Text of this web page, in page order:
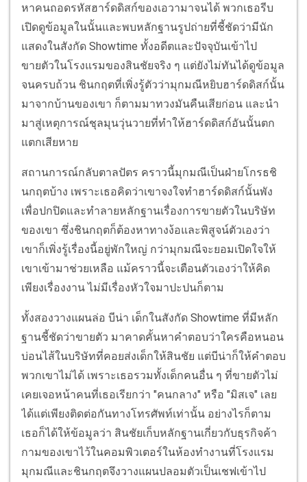
หาคนถอดรหัสฮาร์ดดิสก์ของเอวามาจนได้ พวกเธอรีบ
เปิดดูข้อมูลในนั้นและพบหลักฐานรูปถ่ายที่ชี้ชัดว่ามีนัก
แสดงในสังกัด Showtime ทั้งอดีตและปัจจุบันเข้าไป
ขายตัวในโรงแรมของสินชัยจริง ๆ แต่ยังไม่ทันได้ดูข้อมูล
จนครบถ้วน ชินกฤตที่เพิ่งรู้ตัวว่ามุกมณีหยิบฮาร์ดดิสก์นั้น
มาจากบ้านของเขา ก็ตามมาทวงมันคืนเสียก่อน และนำ
มาสู่เหตุการณ์ชุลมุนวุ่นวายที่ทำให้ฮาร์ดดิสก์อันนั้นตก
แตกเสียหาย
สถานการณ์กลับตาลปัตร คราวนี้มุกมณีเป็นฝ่ายโกรธชิ
นกฤตบ้าง เพราะเธอคิดว่าเขาจงใจทำฮาร์ดดิสก์นั้นพัง
เพื่อปกปิดและทำลายหลักฐานเรื่องการขายตัวในบริษัท
ของเขา ซึ่งชินกฤตก็ต้องหาทางง้อและพิสูจน์ตัวเองว่า
เขาก็เพิ่งรู้เรื่องนี้อยู่พักใหญ่ กว่ามุกมณีจะยอมเปิดใจให้
เขาเข้ามาช่วยเหลือ แม้คราวนี้จะเตือนตัวเองว่าให้คิด
เพียงเรื่องงาน ไม่มีเรื่องหัวใจมาปะปนก็ตาม
ทั้งสองวางแผนล่อ บีน่า เด็กในสังกัด Showtime ที่มีหลัก
ฐานชี้ชัดว่าขายตัว มาคาดคั้นหาคำตอบว่าใครคือหนอน
บ่อนไส้ในบริษัทที่คอยส่งเด็กให้สินชัย แต่บีน่าก็ให้คำตอบ
พวกเขาไม่ได้ เพราะเธอรวมทั้งเด็กคนอื่น ๆ ที่ขายตัวไม่
เคยเจอหน้าคนที่เธอเรียกว่า "คนกลาง" หรือ "มิสเจ" เลย
ได้แต่เพียงติดต่อกันทางโทรศัพท์เท่านั้น อย่างไรก็ตาม
เธอก็ได้ให้ข้อมูลว่า สินชัยเก็บหลักฐานเกี่ยวกับธุรกิจค้า
กามของเขาไว้ในคอมพิวเตอร์ในห้องทำงานที่โรงแรม
มุกมณีและชินกฤตจึงวางแผนปลอมตัวเป็นเชฟเข้าไป